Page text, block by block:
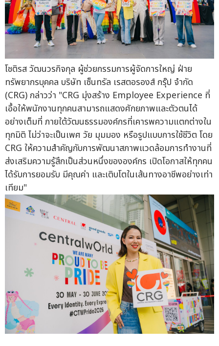
โชติรส วัฒนวรกิจกุล ผู้ช่วยกรรมการผู้จัดการใหญ่ ฝ่าย
ทรัพยากรบุคคล บริษัท เซ็นทรัล เรสตอรองส์ กรุ๊ป จำกัด
(CRG) กล่าวว่า "CRG มุ่งสร้าง Employee Experience ที่
เอื้อให้พนักงานทุกคนสามารถแสดงศักยภาพและตัวตนได้
อย่างเต็มที่ ภายใต้วัฒนธรรมองค์กรที่เคารพความแตกต่างใน
ทุกมิติ ไม่ว่าจะเป็นเพศ วัย มุมมอง หรือรูปแบบการใช้ชีวิต โดย
CRG ให้ความสำคัญกับการพัฒนาสภาพแวดล้อมการทำงานที่
ส่งเสริมความรู้สึกเป็นส่วนหนึ่งขององค์กร เปิดโอกาสให้ทุกคน
ได้รับการยอมรับ มีคุณค่า และเติบโตในเส้นทางอาชีพอย่างเท่า
เทียม"